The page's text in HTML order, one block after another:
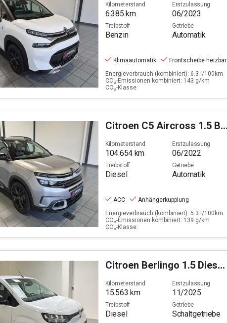
Kilometerstand
6.385 km
Erstzulassung
06/2023
Treibstoff
Benzin
Getriebe
Automatik
Klimaautomatik
Frontscheibe heizbar
Energieverbrauch (kombiniert): 6.3 l/100km
CO₂-Emissionen kombiniert: 143 g/km
CO₂-Klasse:
Citroen C5 Aircross 1.5 BlueHDi 130 Shine S&S (EU6d)
Kilometerstand
104.654km
Erstzulassung
06/2022
Treibstoff
Diesel
Getriebe
Automatik
ACC
Anhängerkupplung
Energieverbrauch (kombiniert): 5.3 l/100km
CO₂-Emissionen kombiniert: 139 g/km
CO₂-Klasse:
Citroen Berlingo 1.5 Diesel 100 MPV You M (EURO 6e)
Kilometerstand
15.563 km
Erstzulassung
11/2025
Treibstoff
Diesel
Getriebe
Schaltgetriebe